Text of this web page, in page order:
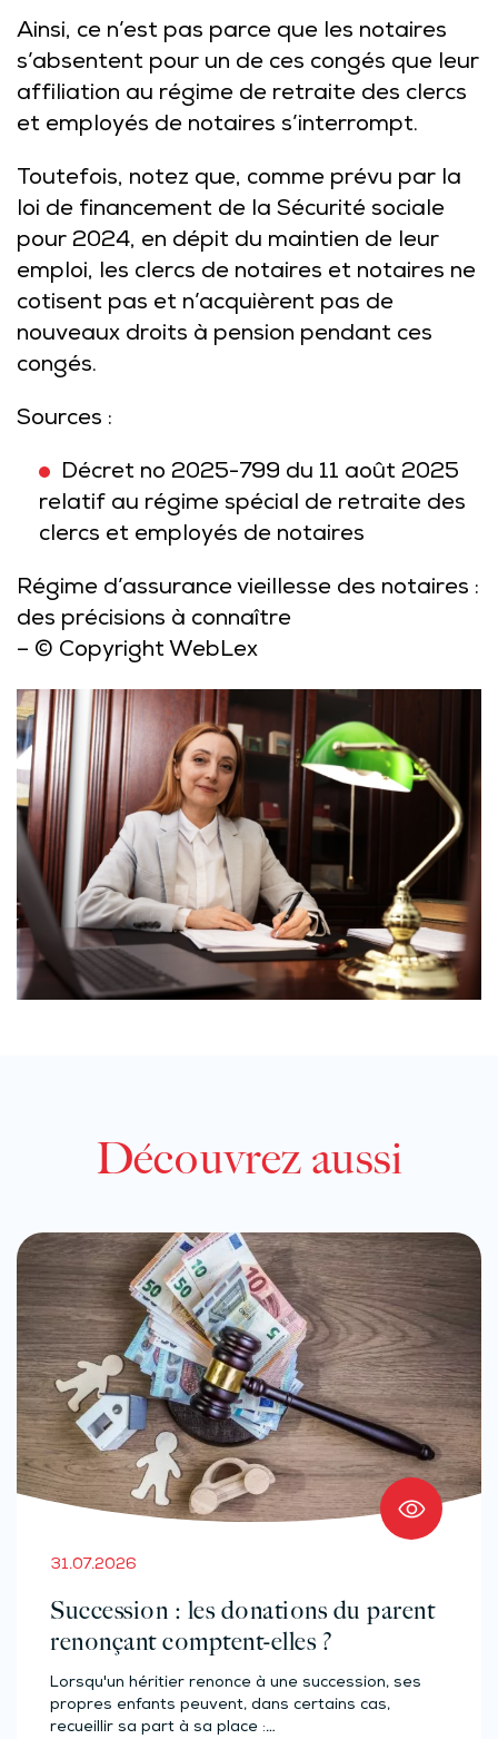
Ainsi, ce n’est pas parce que les notaires
s’absentent pour un de ces congés que leur
affiliation au régime de retraite des clercs
et employés de notaires s’interrompt.
Toutefois, notez que, comme prévu par la
loi de financement de la Sécurité sociale
pour 2024, en dépit du maintien de leur
emploi, les clercs de notaires et notaires ne
cotisent pas et n’acquièrent pas de
nouveaux droits à pension pendant ces
congés.
Sources :
Décret no 2025-799 du 11 août 2025
relatif au régime spécial de retraite des
clercs et employés de notaires
Régime d’assurance vieillesse des notaires :
des précisions à connaître
– © Copyright WebLex
Découvrez aussi
31.07.2026
Succession : les donations du parent
renonçant comptent-elles ?
Lorsqu'un héritier renonce à une succession, ses
propres enfants peuvent, dans certains cas,
recueillir sa part à sa place :…